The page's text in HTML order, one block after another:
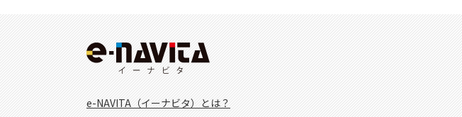
e-NAVITA（イーナビタ）とは？